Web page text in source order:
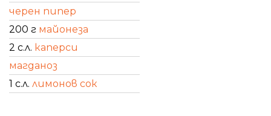
черен пипер
200 г майонеза
2 с.л. каперси
магданоз
1 с.л. лимонов сок